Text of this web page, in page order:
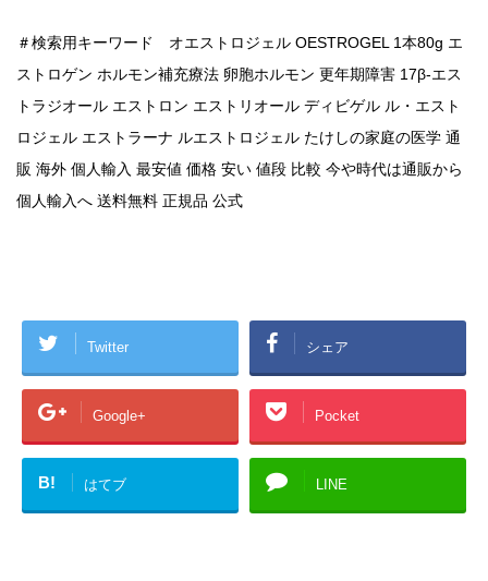
＃検索用キーワード オエストロジェル OESTROGEL 1本80g エ
ストロゲン ホルモン補充療法 卵胞ホルモン 更年期障害 17β-エス
トラジオール エストロン エストリオール ディビゲル ル・エスト
ロジェル エストラーナ ルエストロジェル たけしの家庭の医学 通
販 海外 個人輸入 最安値 価格 安い 値段 比較 今や時代は通販から
個人輸入へ 送料無料 正規品 公式
Twitter シェア
Google+ Pocket
B! はてブ LINE